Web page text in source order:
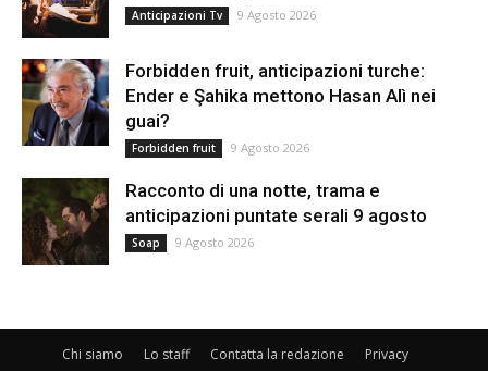
Anticipazioni Tv 9 Agosto 2026
Forbidden fruit, anticipazioni turche:
Ender e Şahika mettono Hasan Alì nei
guai?
Forbidden fruit 9 Agosto 2026
Racconto di una notte, trama e
anticipazioni puntate serali 9 agosto
Soap 9 Agosto 2026
Chi siamo Lo staff Contatta la redazione
Privacy